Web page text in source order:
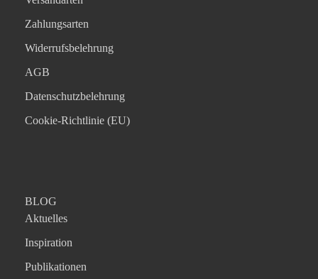
Zahlungsarten
Widerrufsbelehrung
AGB
Datenschutzbelehrung
Cookie-Richtlinie (EU)
BLOG
Aktuelles
Inspiration
Publikationen